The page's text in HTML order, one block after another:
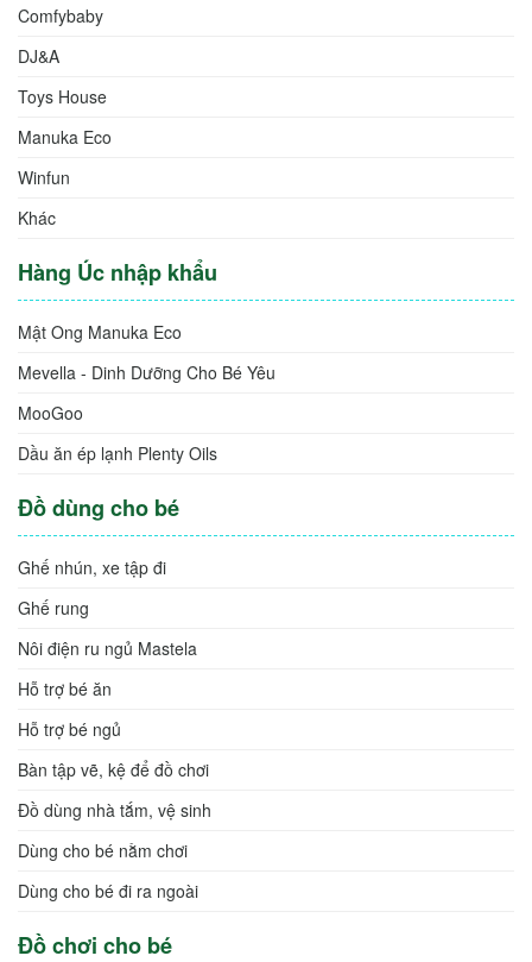
Comfybaby
DJ&A
Toys House
Manuka Eco
Winfun
Khác
Hàng Úc nhập khẩu
Mật Ong Manuka Eco
Mevella - Dinh Dưỡng Cho Bé Yêu
MooGoo
Dầu ăn ép lạnh Plenty Oils
Đồ dùng cho bé
Ghế nhún, xe tập đi
Ghế rung
Nôi điện ru ngủ Mastela
Hỗ trợ bé ăn
Hỗ trợ bé ngủ
Bàn tập vẽ, kệ để đồ chơi
Đồ dùng nhà tắm, vệ sinh
Dùng cho bé nằm chơi
Dùng cho bé đi ra ngoài
Đồ chơi cho bé